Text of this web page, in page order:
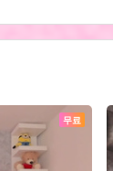
무료